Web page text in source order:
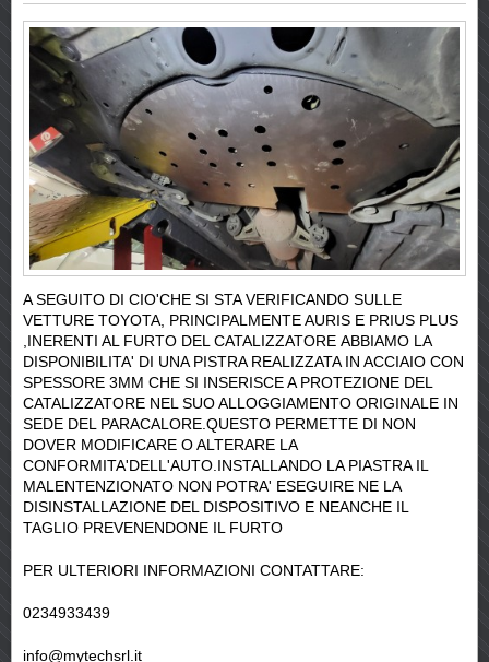
A SEGUITO DI CIO'CHE SI STA VERIFICANDO SULLE
VETTURE TOYOTA, PRINCIPALMENTE AURIS E PRIUS PLUS
,INERENTI AL FURTO DEL CATALIZZATORE ABBIAMO LA
DISPONIBILITA' DI UNA PISTRA REALIZZATA IN ACCIAIO CON
SPESSORE 3MM CHE SI INSERISCE A PROTEZIONE DEL
CATALIZZATORE NEL SUO ALLOGGIAMENTO ORIGINALE IN
SEDE DEL PARACALORE.QUESTO PERMETTE DI NON
DOVER MODIFICARE O ALTERARE LA
CONFORMITA'DELL'AUTO.INSTALLANDO LA PIASTRA IL
MALENTENZIONATO NON POTRA' ESEGUIRE NE LA
DISINSTALLAZIONE DEL DISPOSITIVO E NEANCHE IL
TAGLIO PREVENENDONE IL FURTO
PER ULTERIORI INFORMAZIONI CONTATTARE:
0234933439
info@mytechsrl.it